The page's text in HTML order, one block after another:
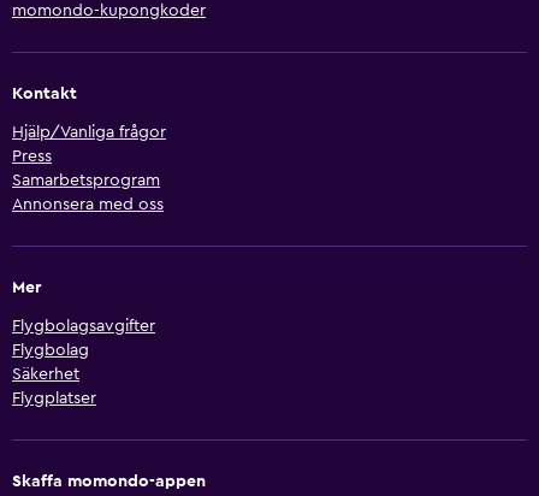
momondo-kupongkoder
Kontakt
Hjälp/Vanliga frågor
Press
Samarbetsprogram
Annonsera med oss
Mer
Flygbolagsavgifter
Flygbolag
Säkerhet
Flygplatser
Skaffa momondo-appen